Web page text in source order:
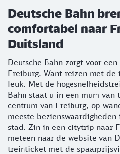
Deutsche Bahn
comfortabel naar
Duitsland
Deutsche Bahn zorgt voor
Freiburg. Want reizen met de
leuk. Met de
Bahn staat u in een mum
centrum van Freiburg, op
meeste
stad. Zin in een citytrip naar
meteen naar de website van
treinticket met de